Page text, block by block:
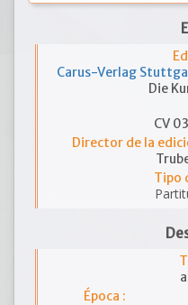
Carus-Verlag
Die
CV
Director de la
Tipo
Época :